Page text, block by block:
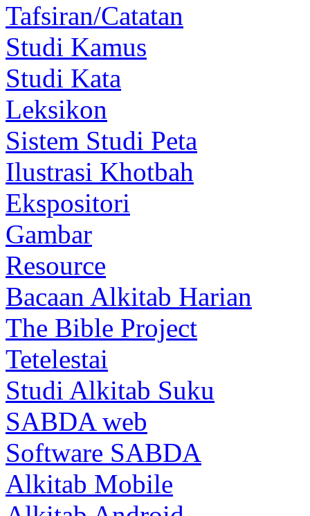
Tafsiran/Catatan
Studi Kamus
Studi Kata
Leksikon
Sistem Studi Peta
Ilustrasi Khotbah
Ekspositori
Gambar
Resource
Bacaan Alkitab Harian
The Bible Project
Tetelestai
Studi Alkitab Suku
SABDA web
Software SABDA
Alkitab Mobile